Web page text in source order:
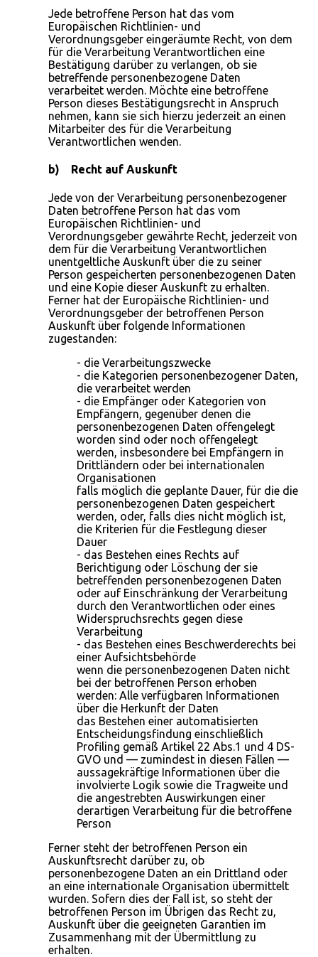
Jede betroffene Person hat das vom
Europäischen Richtlinien- und
Verordnungsgeber eingeräumte Recht, von dem
für die Verarbeitung Verantwortlichen eine
Bestätigung darüber zu verlangen, ob sie
betreffende personenbezogene Daten
verarbeitet werden. Möchte eine betroffene
Person dieses Bestätigungsrecht in Anspruch
nehmen, kann sie sich hierzu jederzeit an einen
Mitarbeiter des für die Verarbeitung
Verantwortlichen wenden.
b) Recht auf Auskunft
Jede von der Verarbeitung personenbezogener
Daten betroffene Person hat das vom
Europäischen Richtlinien- und
Verordnungsgeber gewährte Recht, jederzeit von
dem für die Verarbeitung Verantwortlichen
unentgeltliche Auskunft über die zu seiner
Person gespeicherten personenbezogenen Daten
und eine Kopie dieser Auskunft zu erhalten.
Ferner hat der Europäische Richtlinien- und
Verordnungsgeber der betroffenen Person
Auskunft über folgende Informationen
zugestanden:
- die Verarbeitungszwecke
- die Kategorien personenbezogener Daten,
die verarbeitet werden
- die Empfänger oder Kategorien von
Empfängern, gegenüber denen die
personenbezogenen Daten offengelegt
worden sind oder noch offengelegt
werden, insbesondere bei Empfängern in
Drittländern oder bei internationalen
Organisationen
falls möglich die geplante Dauer, für die die
personenbezogenen Daten gespeichert
werden, oder, falls dies nicht möglich ist,
die Kriterien für die Festlegung dieser
Dauer
- das Bestehen eines Rechts auf
Berichtigung oder Löschung der sie
betreffenden personenbezogenen Daten
oder auf Einschränkung der Verarbeitung
durch den Verantwortlichen oder eines
Widerspruchsrechts gegen diese
Verarbeitung
- das Bestehen eines Beschwerderechts bei
einer Aufsichtsbehörde
wenn die personenbezogenen Daten nicht
bei der betroffenen Person erhoben
werden: Alle verfügbaren Informationen
über die Herkunft der Daten
das Bestehen einer automatisierten
Entscheidungsfindung einschließlich
Profiling gemäß Artikel 22 Abs.1 und 4 DS-
GVO und — zumindest in diesen Fällen —
aussagekräftige Informationen über die
involvierte Logik sowie die Tragweite und
die angestrebten Auswirkungen einer
derartigen Verarbeitung für die betroffene
Person
Ferner steht der betroffenen Person ein
Auskunftsrecht darüber zu, ob
personenbezogene Daten an ein Drittland oder
an eine internationale Organisation übermittelt
wurden. Sofern dies der Fall ist, so steht der
betroffenen Person im Übrigen das Recht zu,
Auskunft über die geeigneten Garantien im
Zusammenhang mit der Übermittlung zu
erhalten.